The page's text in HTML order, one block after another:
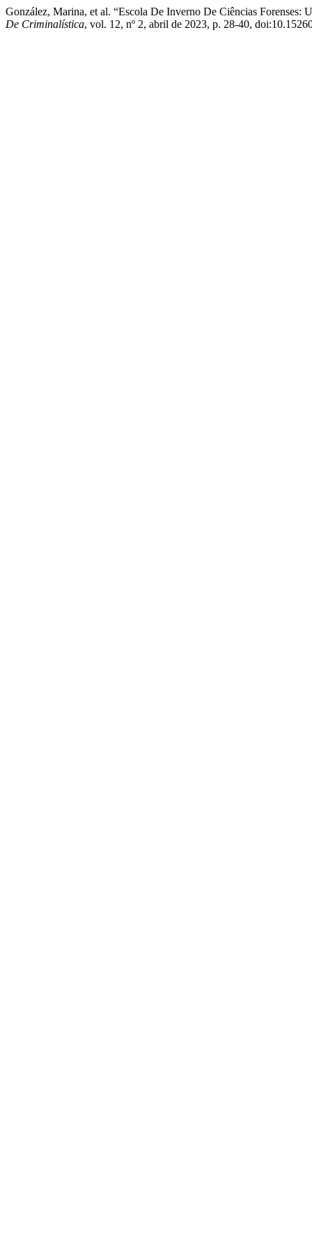
González, Marina, et al. “Escola De Inverno De Ciências Forenses:
De Criminalística, vol. 12, nº 2, abril de 2023, p. 28-40,